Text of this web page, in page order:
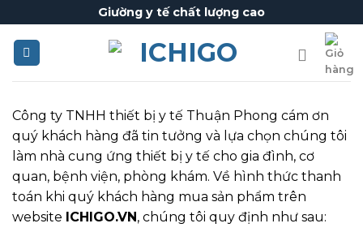
to
content
Giường y tế chất lượng cao
Công ty TNHH thiết bị y tế Thuận Phong cám ơn
quý khách hàng đã tin tưởng và lựa chọn chúng tôi
làm nhà cung ứng thiết bị y tế cho gia đình, cơ
quan, bệnh viện, phòng khám. Về hình thức thanh
toán khi quý khách hàng mua sản phẩm trên
website ICHIGO.VN, chúng tôi quy định như sau: